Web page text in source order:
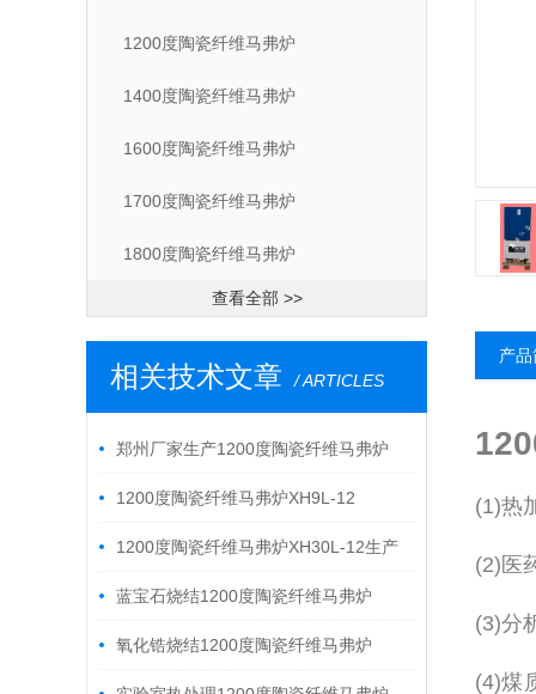
1200度陶瓷纤维马弗炉
1400度陶瓷纤维马弗炉
1600度陶瓷纤维马弗炉
1700度陶瓷纤维马弗炉
1800度陶瓷纤维马弗炉
查看全部 >>
相关技术文章 / ARTICLES
郑州厂家生产1200度陶瓷纤维马弗炉
XH20L-12技术参数
1200度陶瓷纤维马弗炉XH9L-12
1200度陶瓷纤维马弗炉XH30L-12生产
厂家蓝宝石烧结1200度陶瓷纤维马弗炉
XH12L-12技术参数
氧化锆烧结1200度陶瓷纤维马弗炉
产
(1)热
(2)医
(3)分
(4)煤